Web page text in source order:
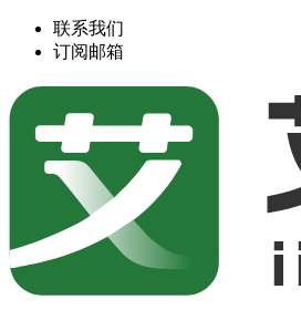
联系我们
订阅邮箱